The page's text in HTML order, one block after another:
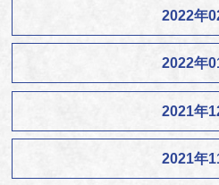
2022年
2022年
2021年
2021年